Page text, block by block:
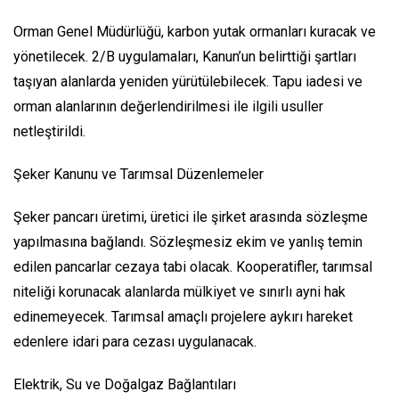
Orman Genel Müdürlüğü, karbon yutak ormanları kuracak ve
yönetilecek. 2/B uygulamaları, Kanun’un belirttiği şartları
taşıyan alanlarda yeniden yürütülebilecek. Tapu iadesi ve
orman alanlarının değerlendirilmesi ile ilgili usuller
netleştirildi.
Şeker Kanunu ve Tarımsal Düzenlemeler
Şeker pancarı üretimi, üretici ile şirket arasında sözleşme
yapılmasına bağlandı. Sözleşmesiz ekim ve yanlış temin
edilen pancarlar cezaya tabi olacak. Kooperatifler, tarımsal
niteliği korunacak alanlarda mülkiyet ve sınırlı ayni hak
edinemeyecek. Tarımsal amaçlı projelere aykırı hareket
edenlere idari para cezası uygulanacak.
Elektrik, Su ve Doğalgaz Bağlantıları